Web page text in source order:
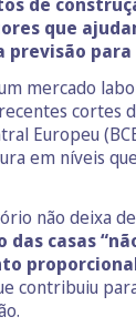
que
previsão
mercado
cortes
Europeu
em níveis
não deixa
casas
contribuiu